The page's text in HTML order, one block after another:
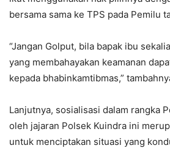
bersama sama ke TPS pada Pemilu
“Jangan Golput, bila bapak ibu
yang membahayakan keamanan
kepada bhabinkamtibmas,”
Lanjutnya, sosialisasi dalam rangka
oleh jajaran Polsek Kuindra ini
untuk menciptakan situasi yang